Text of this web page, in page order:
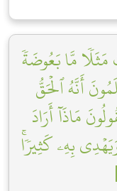
مَّا بَعُوضَةٗ
أَنَّهُ ٱلۡحَقُّ
مَاذَآ أَرَادَ
بِهِۦ كَثِيرٗاۚ